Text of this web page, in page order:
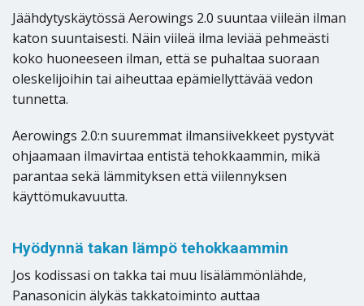
Jäähdytyskäytössä Aerowings 2.0 suuntaa viileän ilman
katon suuntaisesti. Näin viileä ilma leviää pehmeästi
koko huoneeseen ilman, että se puhaltaa suoraan
oleskelijoihin tai aiheuttaa epämiellyttävää vedon
tunnetta.
Aerowings 2.0:n suuremmat ilmansiivekkeet pystyvät
ohjaamaan ilmavirtaa entistä tehokkaammin, mikä
parantaa sekä lämmityksen että viilennyksen
käyttömukavuutta.
Hyödynnä takan lämpö tehokkaammin
Jos kodissasi on takka tai muu lisälämmönlähde,
Panasonicin älykäs takkatoiminto auttaa